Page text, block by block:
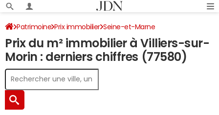
Patrimoine Prix immobilier Seine-et-Marne
Villiers-sur-Morin
Prix du m² immobilier à Villiers-sur-
Morin : derniers chiffres (77580)